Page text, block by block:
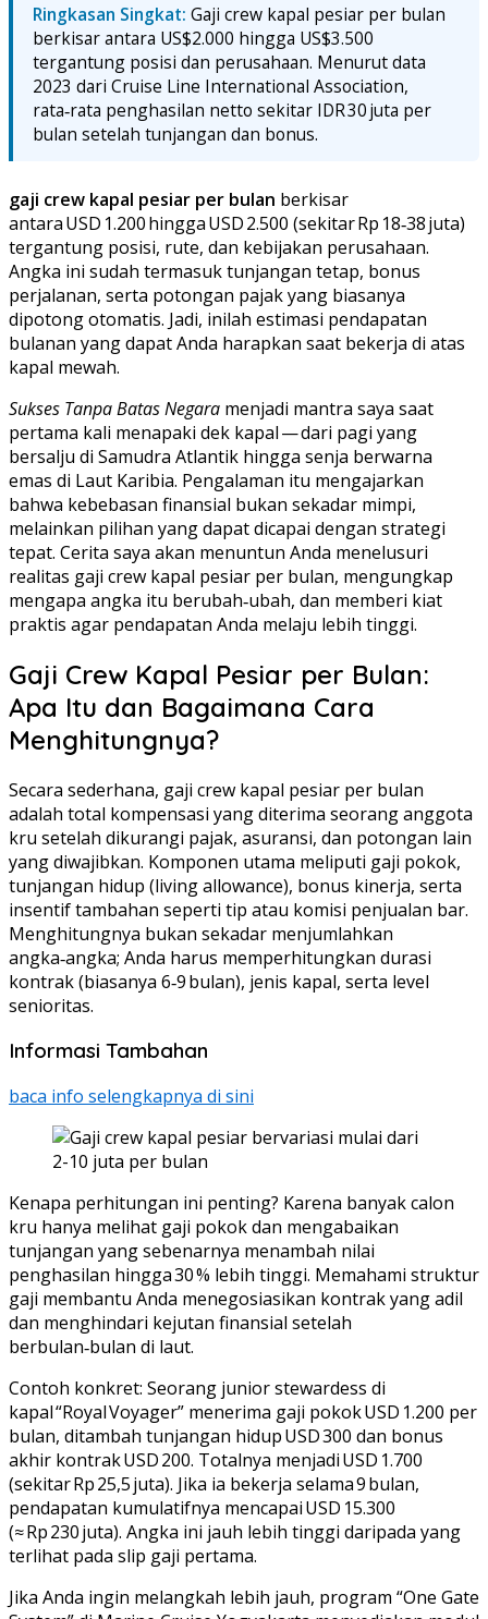
Ringkasan Singkat: Gaji crew kapal pesiar per bulan
berkisar antara US$2.000 hingga US$3.500
tergantung posisi dan perusahaan. Menurut data
2023 dari Cruise Line International Association,
rata‑rata penghasilan netto sekitar IDR 30 juta per
bulan setelah tunjangan dan bonus.
gaji crew kapal pesiar per bulan berkisar
antara USD 1.200 hingga USD 2.500 (sekitar Rp 18‑38 juta)
tergantung posisi, rute, dan kebijakan perusahaan.
Angka ini sudah termasuk tunjangan tetap, bonus
perjalanan, serta potongan pajak yang biasanya
dipotong otomatis. Jadi, inilah estimasi pendapatan
bulanan yang dapat Anda harapkan saat bekerja di atas
kapal mewah.
Sukses Tanpa Batas Negara menjadi mantra saya saat
pertama kali menapaki dek kapal — dari pagi yang
bersalju di Samudra Atlantik hingga senja berwarna
emas di Laut Karibia. Pengalaman itu mengajarkan
bahwa kebebasan finansial bukan sekadar mimpi,
melainkan pilihan yang dapat dicapai dengan strategi
tepat. Cerita saya akan menuntun Anda menelusuri
realitas gaji crew kapal pesiar per bulan, mengungkap
mengapa angka itu berubah‑ubah, dan memberi kiat
praktis agar pendapatan Anda melaju lebih tinggi.
Gaji Crew Kapal Pesiar per Bulan:
Apa Itu dan Bagaimana Cara
Menghitungnya?
Secara sederhana, gaji crew kapal pesiar per bulan
adalah total kompensasi yang diterima seorang anggota
kru setelah dikurangi pajak, asuransi, dan potongan lain
yang diwajibkan. Komponen utama meliputi gaji pokok,
tunjangan hidup (living allowance), bonus kinerja, serta
insentif tambahan seperti tip atau komisi penjualan bar.
Menghitungnya bukan sekadar menjumlahkan
angka‑angka; Anda harus memperhitungkan durasi
kontrak (biasanya 6‑9 bulan), jenis kapal, serta level
senioritas.
Informasi Tambahan
baca info selengkapnya di sini
Kenapa perhitungan ini penting? Karena banyak calon
kru hanya melihat gaji pokok dan mengabaikan
tunjangan yang sebenarnya menambah nilai
penghasilan hingga 30 % lebih tinggi. Memahami struktur
gaji membantu Anda menegosiasikan kontrak yang adil
dan menghindari kejutan finansial setelah
berbulan‑bulan di laut.
Contoh konkret: Seorang junior stewardess di
kapal “Royal Voyager” menerima gaji pokok USD 1.200 per
bulan, ditambah tunjangan hidup USD 300 dan bonus
akhir kontrak USD 200. Totalnya menjadi USD 1.700
(sekitar Rp 25,5 juta). Jika ia bekerja selama 9 bulan,
pendapatan kumulatifnya mencapai USD 15.300
(≈ Rp 230 juta). Angka ini jauh lebih tinggi daripada yang
terlihat pada slip gaji pertama.
Jika Anda ingin melangkah lebih jauh, program “One Gate